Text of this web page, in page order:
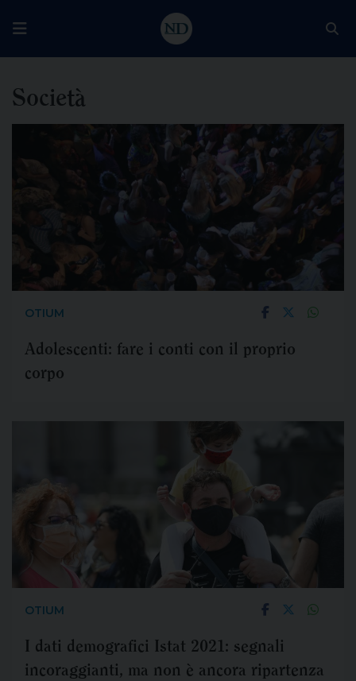
Società
OTIUM
Adolescenti: fare i conti con il proprio
corpo
OTIUM
I dati demografici Istat 2021: segnali
incoraggianti, ma non è ancora ripartenza